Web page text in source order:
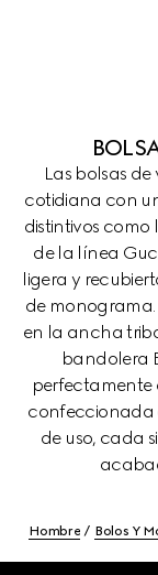
Las bolsas
cotidiana con
distintivos como
de la línea
ligera y
de
en la ancha
bandolera
perfectamente
confeccionada
de uso, cada
Hombre Bolos Y